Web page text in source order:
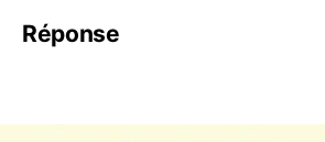
Réponse